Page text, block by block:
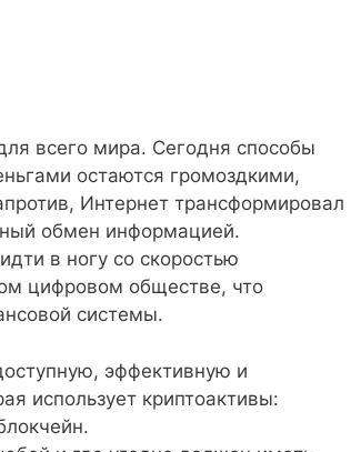
всего мира. Сегодня способы
остаются громоздкими,
Интернет трансформировал
обмен информацией.
в ногу со скоростью
цифровом обществе, что
системы.
эффективную и
использует криптоактивы: